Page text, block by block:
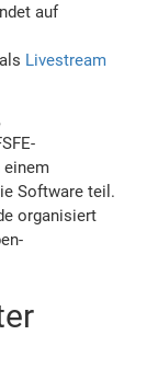
auf
Livestream
einem
Software teil.
organisiert